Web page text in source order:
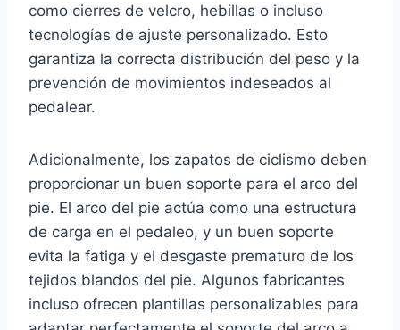
como cierres de velcro, hebillas o incluso
tecnologías de ajuste personalizado. Esto
garantiza la correcta distribución del peso y la
prevención de movimientos indeseados al
pedalear.
Adicionalmente, los zapatos de ciclismo deben
proporcionar un buen soporte para el arco del
pie. El arco del pie actúa como una estructura
de carga en el pedaleo, y un buen soporte
evita la fatiga y el desgaste prematuro de los
tejidos blandos del pie. Algunos fabricantes
incluso ofrecen plantillas personalizables para